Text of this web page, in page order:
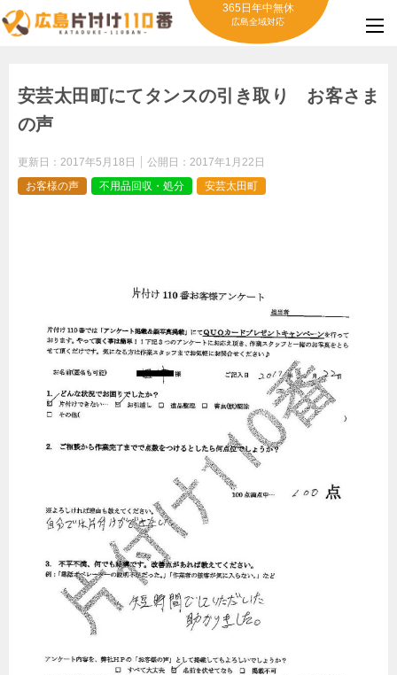
365日年中無休
広島全域対応
安芸太田町にてタンスの引き取り お客さま
の声
更新日： 2017年5月18日 公開日： 2017年1月22日
お客様の声
不用品回収・処分 安芸太田町